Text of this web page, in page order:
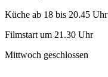
Küche ab 18 bis 20.45 Uhr
Filmstart um 21.30 Uhr
Mittwoch geschlossen